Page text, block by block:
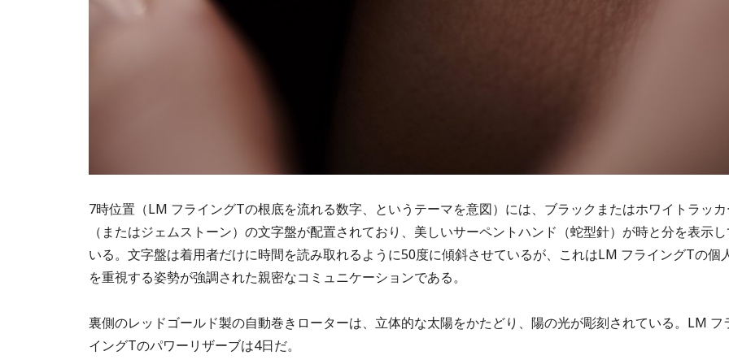
7時位置（LM フライングTの根底を流れる数字、というテーマを意図）には、ブラックまたはホワイトラッカ
（またはジェムストーン）の文字盤が配置されており、美しいサーペントハンド（蛇型針）が時と分を表示し
いる。文字盤は着用者だけに時間を読み取れるように50度に傾斜させているが、これはLM フライングTの個
を重視する姿勢が強調された親密なコミュニケーションである。
裏側のレッドゴールド製の自動巻きローターは、立体的な太陽をかたどり、陽の光が彫刻されている。LM フ
イングTのパワーリザーブは4日だ。